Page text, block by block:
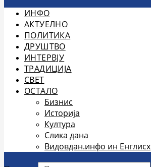
ИНФО
АКТУЕЛНО
ПОЛИТИКА
ДРУШТВО
ИНТЕРВЈУ
ТРАДИЦИЈА
СВЕТ
ОСТАЛО
Бизнис
Историја
Култура
Слика дана
Видовдан.инфо ин Енглисх